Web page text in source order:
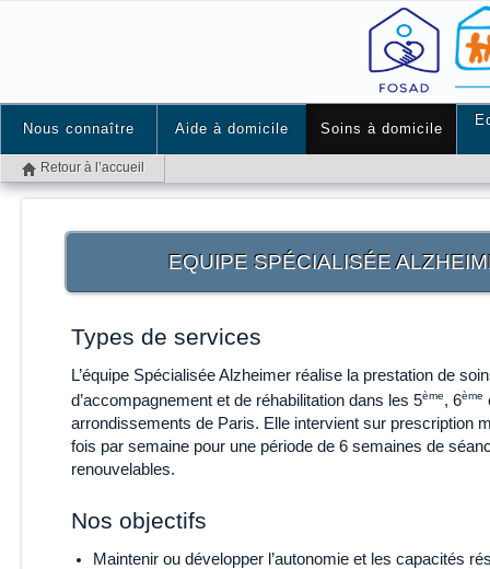
Nous connaître Aide à domicile Soins à domicile
Retour à l’accueil
EQUIPE SPÉCIALISÉE
Types de services
L’équipe Spécialisée Alzheimer réalise la prestation de
d’accompagnement et de réhabilitation dans les 5ème, 6ème
arrondissements de Paris. Elle intervient sur prescription
fois par semaine pour une période de 6 semaines de
renouvelables.
Nos objectifs
Maintenir ou développer l’autonomie et les capacités